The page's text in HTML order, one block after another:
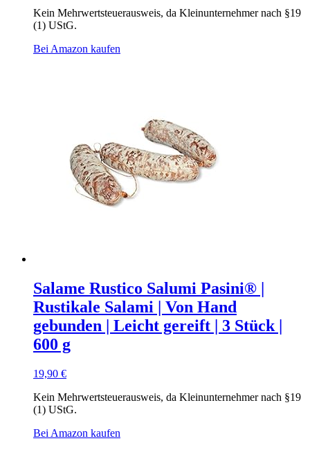
Kein Mehrwertsteuerausweis, da Kleinunternehmer nach §19
(1) UStG.
Bei Amazon kaufen
Salame Rustico Salumi Pasini® |
Rustikale Salami | Von Hand
gebunden | Leicht gereift | 3 Stück |
600 g
19,90 €
Kein Mehrwertsteuerausweis, da Kleinunternehmer nach §19
(1) UStG.
Bei Amazon kaufen